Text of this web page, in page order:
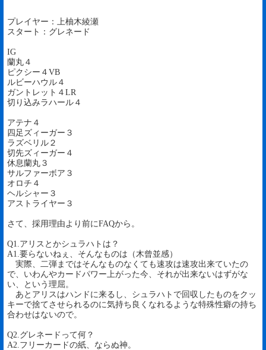
プレイヤー：上柚木綾瀬
スタート：グレネード
IG
蘭丸４
ピクシー４VB
ルビーハウル４
ガントレット４LR
切り込みラハール４
アテナ４
四足ズィーガー３
ラズベリル２
切先ズィーガー４
休息蘭丸３
サルファーボア３
オロチ４
ヘルシャー３
アストライヤー３
さて、採用理由より前にFAQから。
Q1.アリスとかシュラハトは？
A1.要らないねぇ、そんなものは（木曾並感）
実際、二弾まではそんなものなくても速攻は速攻出来ていたの
で、いわんやカードパワー上がった今、それが出来ないはずがな
い、という理屈。
あとアリスはハンドに来るし、シュラハトで回収したものをクッ
キーで捨てさせられるのに気持ち良くなれるような特殊性癖の持ち
合わせはないので。
Q2.グレネードって何？
A2.フリーカードの紙、ならぬ神。